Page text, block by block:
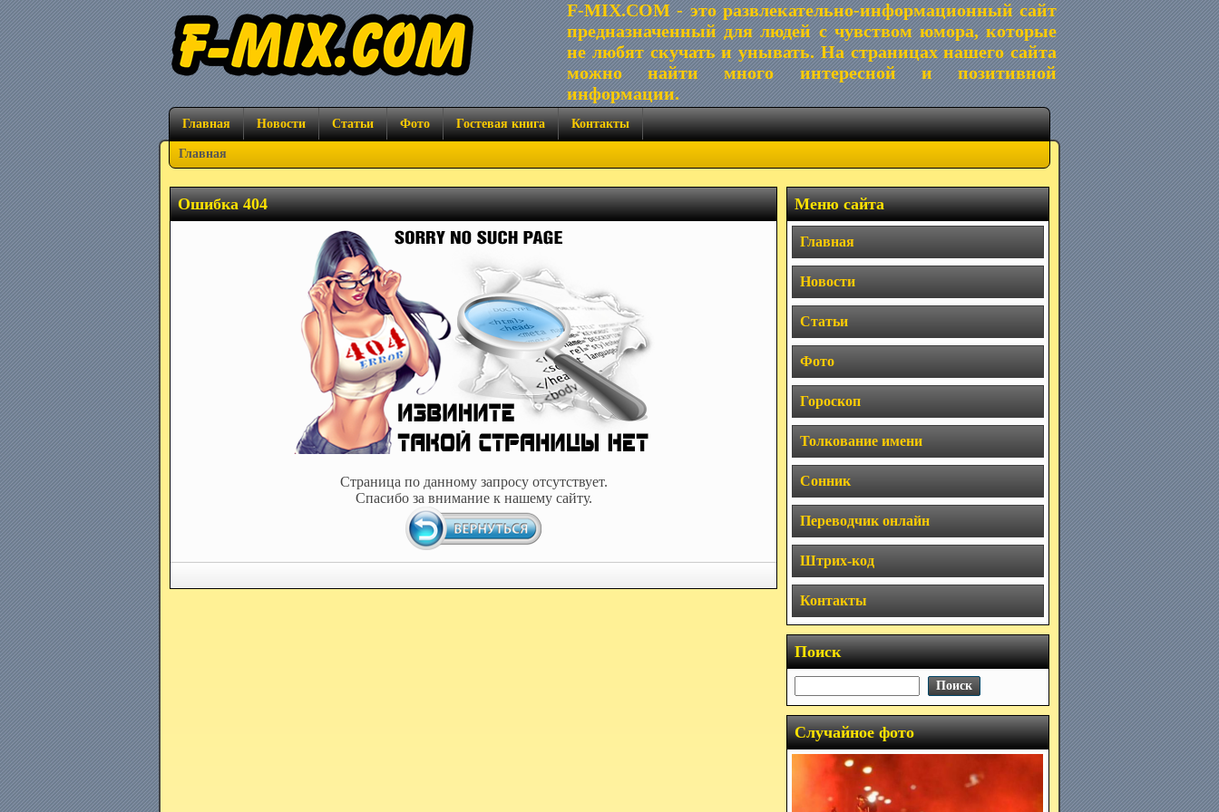
F-MIX.COM - это развлекательно-информационный сайт
предназначенный для людей с чувством юмора, которые
не любят скучать и унывать. На страницах нашего сайта
можно найти много интересной и позитивной
информации.
Главная Новости Статьи Фото Гостевая книга Контакты
Главная
Ошибка 404
Страница по данному запросу отсутствует.
Спасибо за внимание к нашему сайту.
Меню сайта
Главная
Новости
Статьи
Фото
Гороскоп
Толкование имени
Сонник
Переводчик онлайн
Штрих-код
Контакты
Поиск
Случайное фото